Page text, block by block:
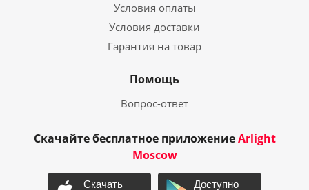
Условия оплаты
Условия доставки
Гарантия на товар
Помощь
Вопрос-ответ
Скачайте бесплатное приложениеArlight
Moscow